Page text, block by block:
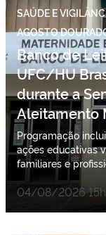
SAÚDE E
AGOSTO
Banco de
UFC/HU
durante a
Aleitamento
Programação
ações educativas
familiares e
04/08/2026